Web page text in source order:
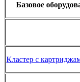
Базовое
Кластер с